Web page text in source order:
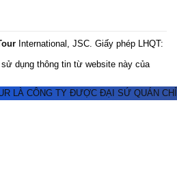
International, JSC. Giấy phép LHQT:
dụng thông tin từ website này của
LÀ CÔNG TY ĐƯỢC ĐẠI SỨ QUÁN CHỈ